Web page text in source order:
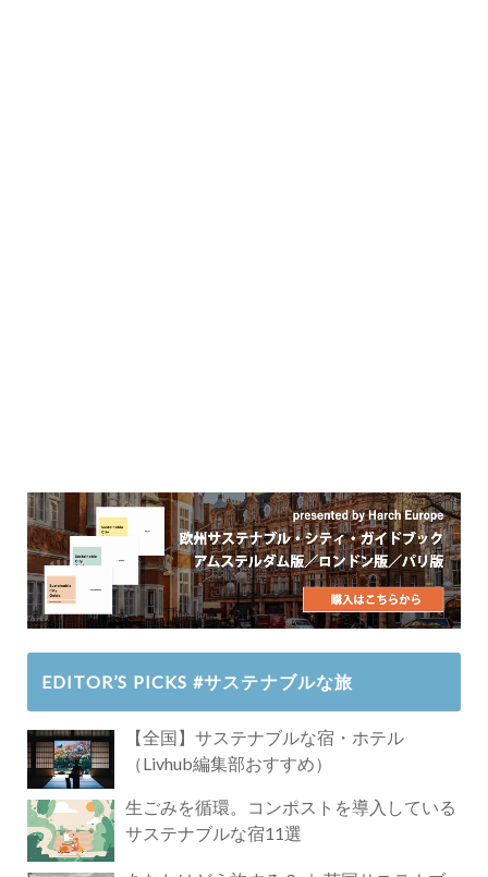
EDITOR’S PICKS #サステナブルな旅
【全国】サステナブルな宿・ホテル
（Livhub編集部おすすめ）
生ごみを循環。コンポストを導入している
サステナブルな宿11選